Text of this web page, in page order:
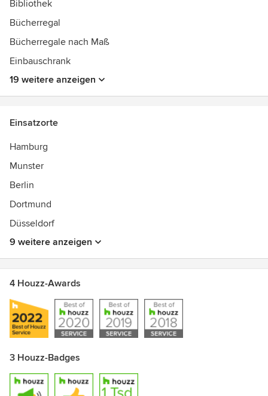
Auszeichnungen:
Made in Germany
Bibliothek
Bücherregal
Bücherregale nach Maß
Einbauschrank
19 weitere anzeigen
Einsatzorte
Hamburg
Munster
Berlin
Dortmund
Düsseldorf
9 weitere anzeigen
4 Houzz-Awards
3 Houzz-Badges